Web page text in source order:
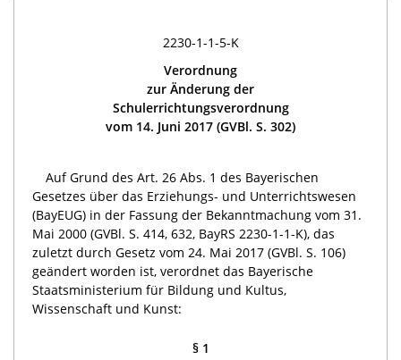
2230-1-1-5-K
Verordnung
zur Änderung der
Schulerrichtungsverordnung
vom 14. Juni 2017 (GVBl. S. 302)
Auf Grund des Art. 26 Abs. 1 des Bayerischen
Gesetzes über das Erziehungs- und Unterrichtswesen
(BayEUG) in der Fassung der Bekanntmachung vom 31.
Mai 2000 (GVBl. S. 414, 632, BayRS 2230-1-1-K), das
zuletzt durch Gesetz vom 24. Mai 2017 (GVBl. S. 106)
geändert worden ist, verordnet das Bayerische
Staatsministerium für Bildung und Kultus,
Wissenschaft und Kunst:
§ 1